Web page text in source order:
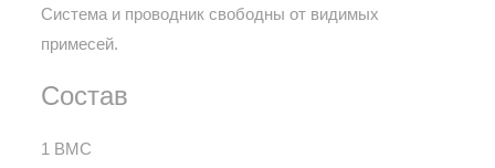
Система и проводник свободны от видимых
примесей.
Состав
1 ВМС